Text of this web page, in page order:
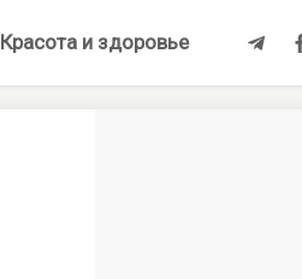
Красота и здоровье